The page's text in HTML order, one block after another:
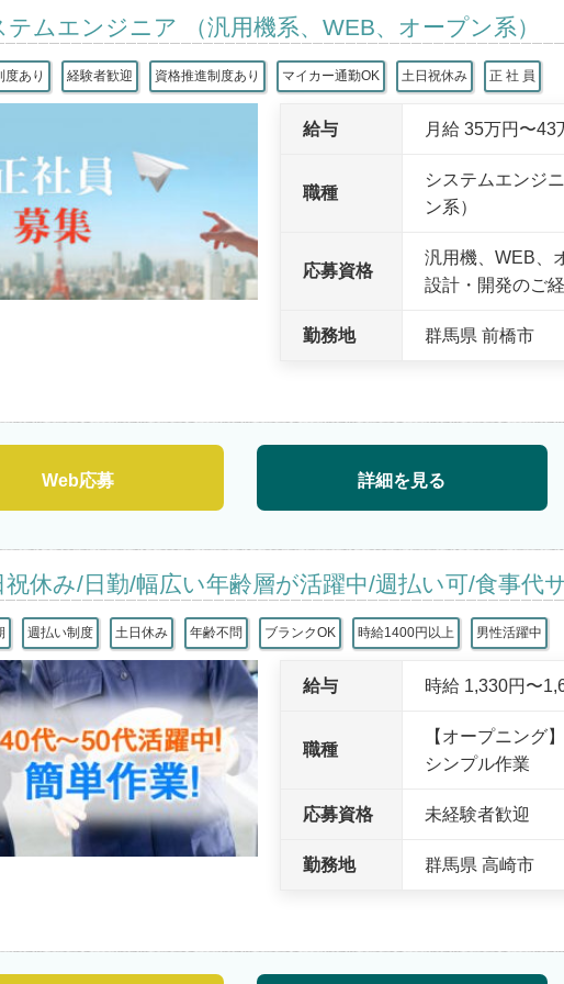
テムエンジニア （汎用機系、WEB、オープン系）
度あり 経験者歓迎 資格推進制度あり マイカー通勤OK 土日祝休み 正 社 員
給与 月給 35万円〜43
職種
システムエンジ
ン系）
応募資格
汎用機、WEB、
設計・開発のご
勤務地 群馬県 前橋市
Web応募 詳細を見る
祝休み/日勤/幅広い年齢層が活躍中/週払い可/食事代
週払い制度 土日休み 年齢不問 ブランクOK 時給1400円以上 男性活躍中
給与 時給 1,330円〜
職種
【オープニング
シンプル作業
応募資格 未経験者歓迎
勤務地 群馬県 高崎市